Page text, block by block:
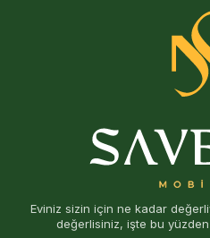
Eviniz sizin için ne kadar
değerlisiniz, işte bu